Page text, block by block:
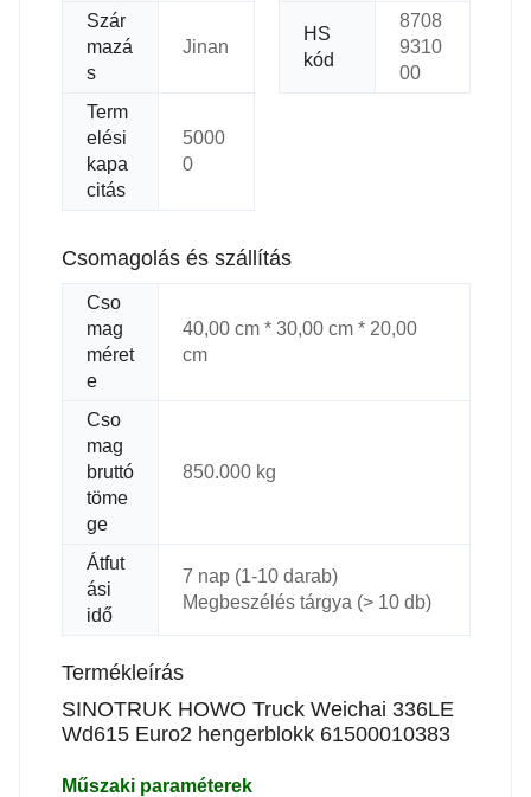
Szár
mazá
s
Jinan
HS
kód
8708
9310
00
Term
elési
kapa
citás
5000
0
Csomagolás és szállítás
Cso
mag
méret
e
40,00 cm * 30,00 cm * 20,00
cm
Cso
mag
bruttó
töme
ge
850.000 kg
Átfut
ási
idő
7 nap (1-10 darab)
Megbeszélés tárgya (> 10 db)
Termékleírás
SINOTRUK HOWO Truck Weichai 336LE
Wd615 Euro2 hengerblokk 61500010383
Műszaki paraméterek